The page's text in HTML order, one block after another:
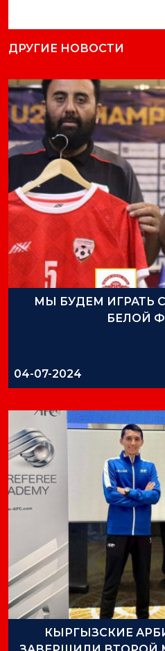
ДРУГИЕ НОВОСТИ
МЫ БУДЕМ ИГРАТЬ
БЕЛОЙ
04-07-2024
КЫРГЫЗСКИЕ